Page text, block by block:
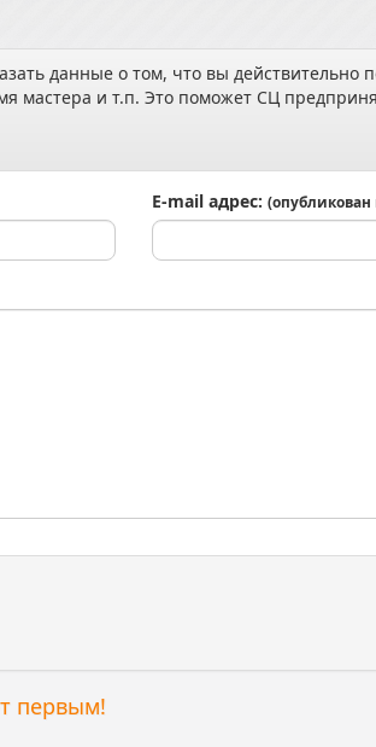
данные о том, что вы действительно
мастера и т.п. Это поможет СЦ
E-mail адрес: (опубликован
первым!